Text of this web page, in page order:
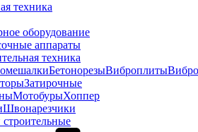
техника
оборудование
аппараты
техника
БетонорезыВиброплиты
Затирочные
МотобурыХоппер
Швонарезчики
строительные